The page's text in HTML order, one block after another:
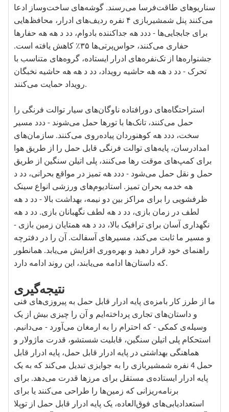
سناریوهای طاقت‌فرسا می‌رسند. گوشه‌های ساخت‌وساز ادعا
می‌کنند پنل شمشیربازی ۴ نفره ردیف‌های ادرار، محافظ‌هایی
برای جابجایی‌ها - ددد هه جداکننده بادوام، دد د هه هه حفارها
حفاری می‌کنند، حواس‌پرتی‌ها ۳۵٪ کاهش یافته است.
جشنواره‌ها از تک‌نفره‌های ادرار ایستاده، گروه‌های متناسب با
تحرک - دد د هه هه حاشیه رویداد، دد د هه هه حاشیه نخبگان
رویداد حمایت می‌کنند.
استراحتگاه‌های دورافتاده ناوگان‌های سیار توالت فرنگی را
حمل می‌کنند، تانک‌ها با تورها حمل می‌شوند - ددد مسیر
سخت، ددد هه کوهنوردان پیاده‌روی می‌کنند. سازمان‌های
امدادرسان، پایه‌های توالت فرنگی قابل حمل را از طریق هوا
برای کمپ‌های موقت رها می‌کنند، پلی اتیلن سنگین از طریق
حمل و نقل حمل می‌شود - ددد هه تمیز در مواقع بحرانی، دد د
هه خدمه بحران تمیز. استادیوم‌های ورزشی انواع سینک
ظرفشویی را برای مراکز بین دو نیمه، بهداشت بالا - دد د هه
لطف در زمان بازی، دد د هه لطف نگهبانان بازی. دد د هه
نگهداری آسان برای ترافیک بالا، دد د هه همتایان زمین بازی -
و مسیر ما ثابت می‌کند، مسیرهای آسفالت. آن را در دفترچه
راهنمای خود قرار دهید و بهره‌وری افزایش می‌یابد. همانطور
که داستان‌ها ادامه می‌یابند، این روند ادامه دارد.
نتیجه‌گیری
ما از طرز کار بامزه‌ی پایه ادرار قابل حمل به پیروزی‌های فنی
و داستان‌های تجاری پرداخته‌ایم و آن را چیزی بیش از یک
وسیله‌ی کمکی - که احترام را به ارمغان می‌آورد - می‌دانیم.
استحکام پلی اتیلن سنگین، قابلیت شستشو، قدرت ماژولار و
هماهنگی بهداشتی در پایه ادرار قابل حمل، پایه ادرار قابل
حمل 4 نفره شمشیربازی را به جوایزی تبدیل می‌کند که به یک
پایه ادرار ایستاده‌ی مستقل برای مرزها قدرت می‌دهد. برای
برنامه‌ریزانی که زمین‌ها را طراحی می‌کنند یا برای
استعدادیابی‌های فوق‌العاده، یک پایه ادرار قابل حمل از توپلا